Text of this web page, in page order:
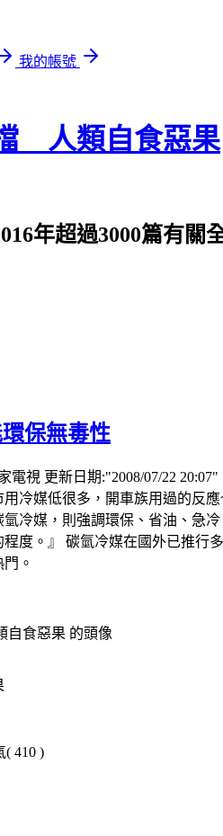
我的帳號
人類自食惡果
年超過3000篇有關
保無毒性
電視 更新日期:"2008/07/22
冷媒低很多，開車族用過的反
冷媒，則強調環保、省油、急
度。』 碳氫冷媒在國外已推行
。
( 410 )